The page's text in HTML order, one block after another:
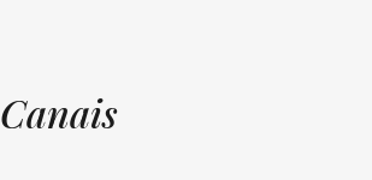
Canais